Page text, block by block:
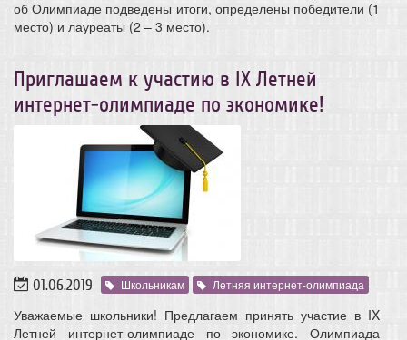
об Олимпиаде подведены итоги, определены победители (1
место) и лауреаты (2 – 3 место).
Приглашаем к участию в IX Летней
интернет-олимпиаде по экономике!
01.06.2019 Школьникам Летняя интернет-олимпиада
Уважаемые школьники! Предлагаем принять участие в IX
Летней интернет-олимпиаде по экономике. Олимпиада